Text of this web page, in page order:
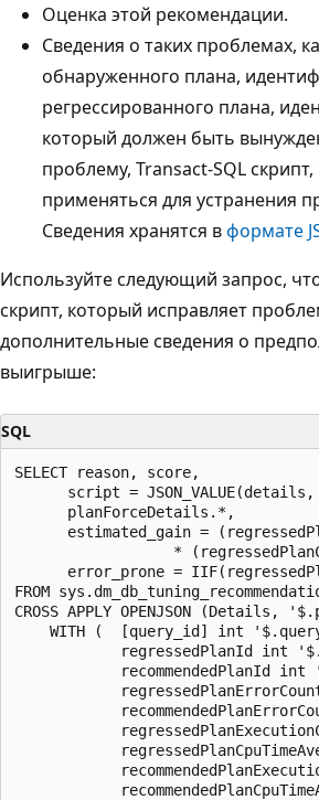
Оценка этой рекомендации.
Сведения о таких проблемах,
обнаруженного плана,
регрессированного плана,
который должен быть
проблему, Transact-SQL
применяться для устранения
Сведения хранятся вформате
Используйте следующий запрос,
скрипт, который исправляет
дополнительные сведения о
выигрыше:
SQL
SELECT reason, score,
script =
      planForceDetails.*,
estimated_gain =
*
error_prone =
FROM
CROSS APPLY OPENJSON (Details,
WITH (  [query_id] int
regressedPlanId int
recommendedPlanId int